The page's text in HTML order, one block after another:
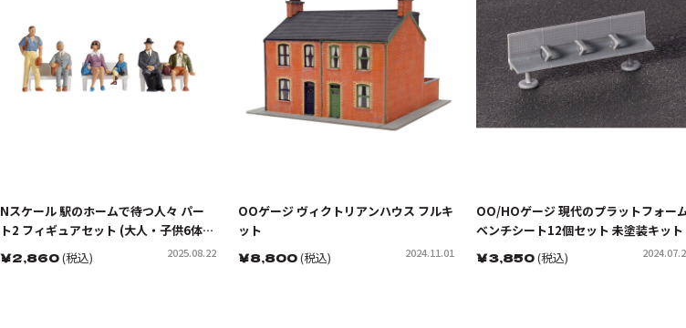
Nスケール 駅のホームで待つ人々 パー
ト2 フィギュアセット (大人・子供6体入
￥2,860(税込) 2025.08.22
OOゲージ ヴィクトリアンハウス フルキ
ット
￥8,800(税込) 2024.11.01
OO/HOゲージ 現代のプラットフォー
ベンチシート12個セット 未塗装キット
￥3,850(税込)